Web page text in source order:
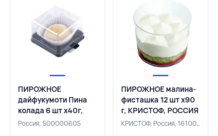
ПИРОЖНОЕ
дайфукумоти Пина
колада 6 шт х40г,
РОССИЯ
Россия, 500000605
ПИРОЖНОЕ малина-
фисташка 12 шт х90
г, КРИСТОФ, РОССИЯ
КРИСТОФ, Россия, 161001686